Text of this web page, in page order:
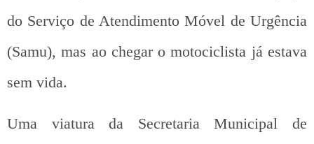
do Serviço de Atendimento Móvel de Urgência
(Samu), mas ao chegar o motociclista já estava
sem vida.
Uma viatura da Secretaria Municipal de